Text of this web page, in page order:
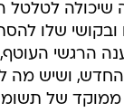
שיכולה לטלטל
ובקושי שלו
הרגשי
החדש, ושיש
של